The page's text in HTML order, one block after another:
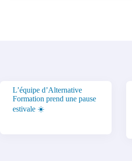
L’équipe d’Alternative
Formation prend une pause
estivale ☀️